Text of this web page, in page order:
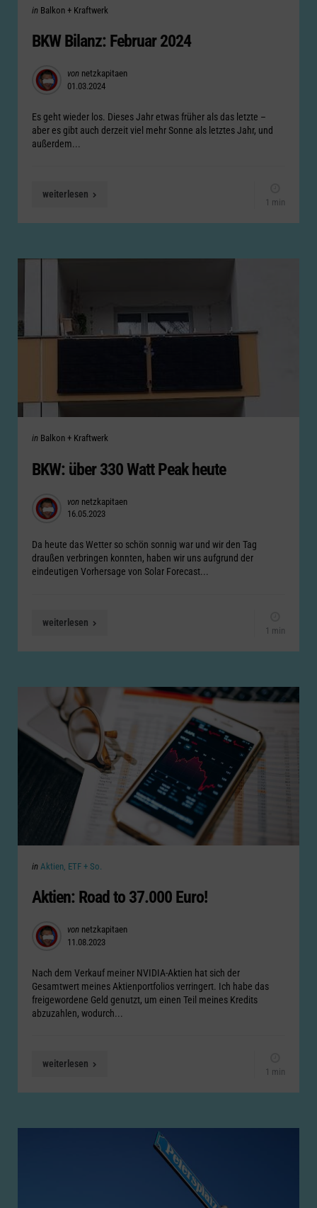
Categories
Posted
in Balkon + Kraftwerk
BKW Bilanz: Februar 2024
Posted
by
von netzkapitaen
01.03.2024
Es geht wieder los. Dieses Jahr etwas früher als das letzte –
aber es gibt auch derzeit viel mehr Sonne als letztes Jahr, und
außerdem...
weiterlesen
1 min
Categories
Posted
in Balkon + Kraftwerk
BKW: über 330 Watt Peak heute
Posted
by
von netzkapitaen
16.05.2023
Da heute das Wetter so schön sonnig war und wir den Tag
draußen verbringen konnten, haben wir uns aufgrund der
eindeutigen Vorhersage von Solar Forecast...
weiterlesen
1 min
Categories
Posted
in Aktien, ETF + So.
Aktien: Road to 37.000 Euro!
Posted
by
von netzkapitaen
11.08.2023
Nach dem Verkauf meiner NVIDIA-Aktien hat sich der
Gesamtwert meines Aktienportfolios verringert. Ich habe das
freigewordene Geld genutzt, um einen Teil meines Kredits
abzuzahlen, wodurch...
weiterlesen
1 min